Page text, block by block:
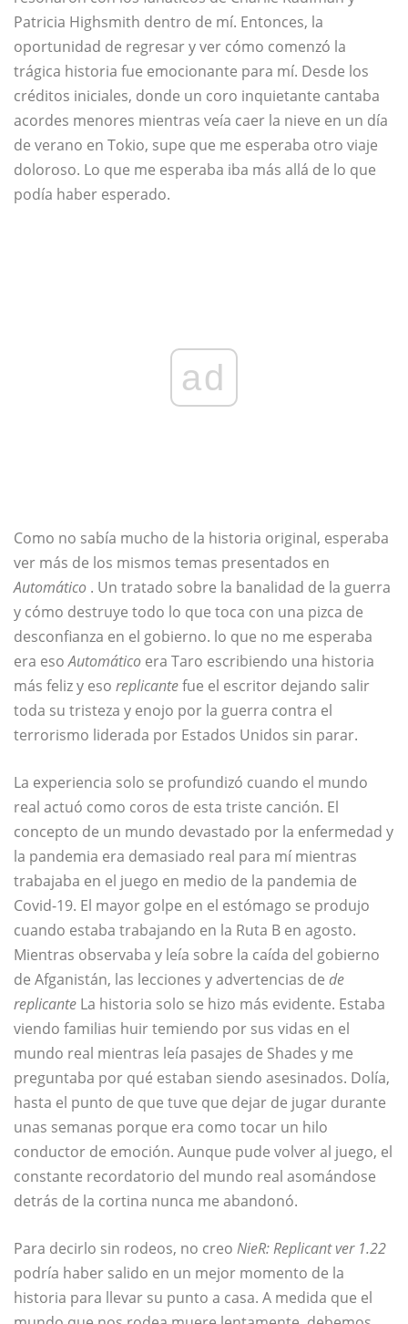
Patricia Highsmith dentro de mí. Entonces, la
oportunidad de regresar y ver cómo comenzó la
trágica historia fue emocionante para mí. Desde los
créditos iniciales, donde un coro inquietante cantaba
acordes menores mientras veía caer la nieve en un día
de verano en Tokio, supe que me esperaba otro viaje
doloroso. Lo que me esperaba iba más allá de lo que
podía haber esperado.
ad
Como no sabía mucho de la historia original, esperaba
ver más de los mismos temas presentados en
Automático . Un tratado sobre la banalidad de la guerra
y cómo destruye todo lo que toca con una pizca de
desconfianza en el gobierno. lo que no me esperaba
era esoAutomático era Taro escribiendo una historia
más feliz y eso replicantefue el escritor dejando salir
toda su tristeza y enojo por la guerra contra el
terrorismo liderada por Estados Unidos sin parar.
La experiencia solo se profundizó cuando el mundo
real actuó como coros de esta triste canción. El
concepto de un mundo devastado por la enfermedad y
la pandemia era demasiado real para mí mientras
trabajaba en el juego en medio de la pandemia de
Covid-19. El mayor golpe en el estómago se produjo
cuando estaba trabajando en la Ruta B en agosto.
Mientras observaba y leía sobre la caída del gobierno
de Afganistán, las lecciones y advertencias de de
replicante La historia solo se hizo más evidente. Estaba
viendo familias huir temiendo por sus vidas en el
mundo real mientras leía pasajes de Shades y me
preguntaba por qué estaban siendo asesinados. Dolía,
hasta el punto de que tuve que dejar de jugar durante
unas semanas porque era como tocar un hilo
conductor de emoción. Aunque pude volver al juego, el
constante recordatorio del mundo real asomándose
detrás de la cortina nunca me abandonó.
Para decirlo sin rodeos, no creo NieR: Replicant ver 1.22
podría haber salido en un mejor momento de la
historia para llevar su punto a casa. A medida que el